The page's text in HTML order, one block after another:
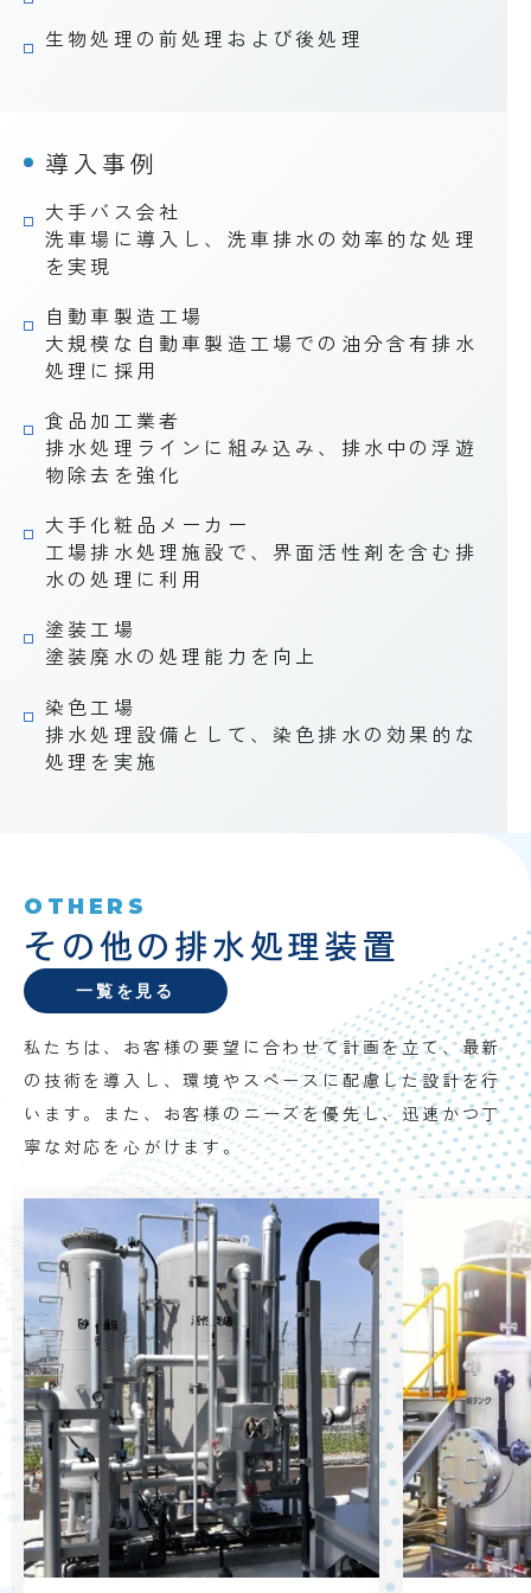
生物処理の前処理および後処理
導入事例
大手バス会社
洗車場に導入し、洗車排水の効率的な処理
を実現
自動車製造工場
大規模な自動車製造工場での油分含有排水
処理に採用
食品加工業者
排水処理ラインに組み込み、排水中の浮遊
物除去を強化
大手化粧品メーカー
工場排水処理施設で、界面活性剤を含む排
水の処理に利用
塗装工場
塗装廃水の処理能力を向上
染色工場
排水処理設備として、染色排水の効果的な
処理を実施
OTHERS
その他の排水処理装置
一覧を見る
私たちは、お客様の要望に合わせて計画を立て、最新
の技術を導入し、環境やスペースに配慮した設計を行
います。また、お客様のニーズを優先し、迅速かつ丁
寧な対応を心がけます。